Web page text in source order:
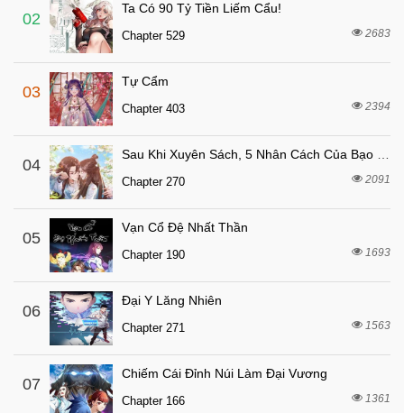
Chapter 62 6 tháng trước
Chapter 61
Chapter 60
Chapter 59
Chapter 58 6 tháng trước
Chapter 57 6 tháng trước
Chapter 56
Chapter 55 6 tháng trước
Chapter 54
Chapter 53 6 tháng trước
Chapter 52
Chapter 51
Chapter 50 6 tháng trước
Chapter 49
02
Ta Có 90 Tỷ Tiền Liếm Cẩu!
Chapter 529 2683
03
Tự Cẩm
Chapter 403 2394
04
Chapter 270 2091
05
Vạn Cổ Đệ Nhất Thần
Chapter 190 1693
06
Đại Y Lăng Nhiên
Chapter 271 1563
07
Chiếm Cái Đỉnh Núi Làm Đại Vương
Chapter 166 1361